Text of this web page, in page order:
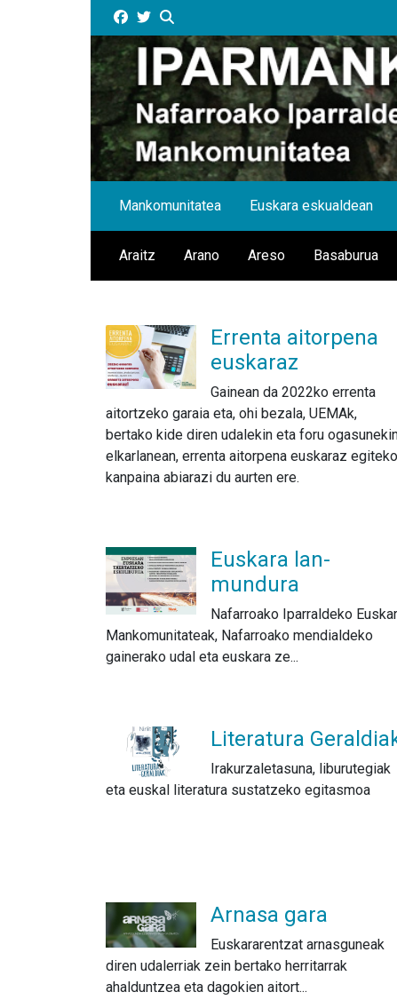
Facebook
Twitter
Mankomunitatea Euskara eskualdean
Araitz Arano Areso Basaburua
Errenta aitorpena
euskaraz
Gainean da 2022ko errenta
aitortzeko garaia eta, ohi bezala, UEMAk,
bertako kide diren udalekin eta foru
elkarlanean, errenta aitorpena euskaraz egiteko
kanpaina abiarazi du aurten ere.
Euskara lan-
mundura
Nafarroako Iparraldeko
Mankomunitateak, Nafarroako mendialdeko
gainerako udal eta euskara ze...
Literatura
Irakurzaletasuna, liburutegiak
eta euskal literatura sustatzeko egitasmoa
Arnasa gara
Euskararentzat arnasguneak
diren udalerriak zein bertako herritarrak
ahalduntzea eta dagokien aitort...